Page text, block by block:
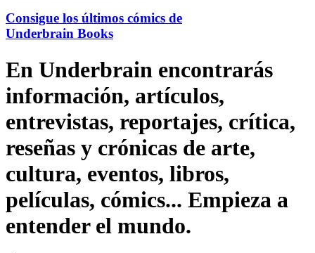
Consigue los últimos cómics de
Underbrain Books
En Underbrain encontrarás
información, artículos,
entrevistas, reportajes, crítica,
reseñas y crónicas de arte,
cultura, eventos, libros,
películas, cómics... Empieza a
entender el mundo.